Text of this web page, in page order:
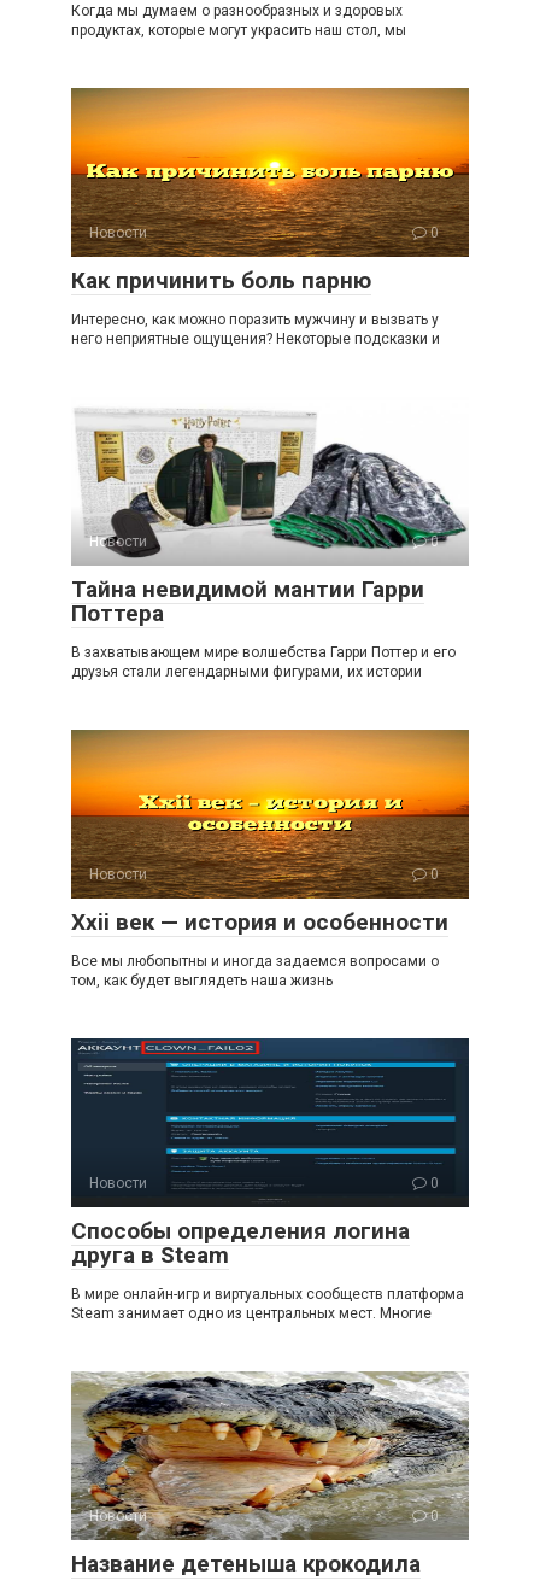
Когда мы думаем о разнообразных и здоровых
продуктах, которые могут украсить наш стол, мы
Новости 0
Как причинить боль парню
Интересно, как можно поразить мужчину и вызвать у
него неприятные ощущения? Некоторые подсказки и
Новости 0
Тайна невидимой мантии Гарри
Поттера
В захватывающем мире волшебства Гарри Поттер и его
друзья стали легендарными фигурами, их истории
Новости 0
Xxii век — история и особенности
Все мы любопытны и иногда задаемся вопросами о
том, как будет выглядеть наша жизнь
Новости 0
Способы определения логина
друга в Steam
В мире онлайн-игр и виртуальных сообществ платформа
Steam занимает одно из центральных мест. Многие
Новости 0
Название детеныша крокодила